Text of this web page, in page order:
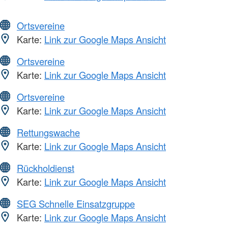
Ortsvereine
Karte: Link zur Google Maps Ansicht
Ortsvereine
Karte: Link zur Google Maps Ansicht
Ortsvereine
Karte: Link zur Google Maps Ansicht
Rettungswache
Karte: Link zur Google Maps Ansicht
Rückholdienst
Karte: Link zur Google Maps Ansicht
SEG Schnelle Einsatzgruppe
Karte: Link zur Google Maps Ansicht